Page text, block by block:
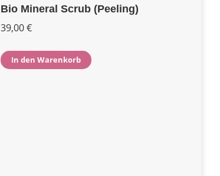
Bio Mineral Scrub (Peeling)
39,00€
In den Warenkorb